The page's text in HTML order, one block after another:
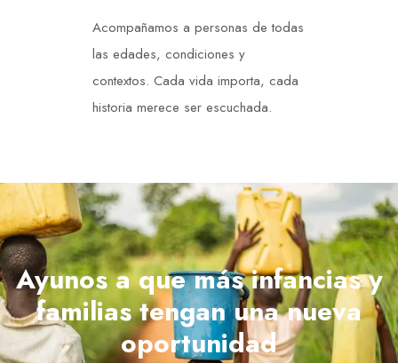
Acompañamos a personas de todas
las edades, condiciones y
contextos. Cada vida importa, cada
historia merece ser escuchada.
Ayunos a que más infancias y
familias tengan una nueva
oportunidad